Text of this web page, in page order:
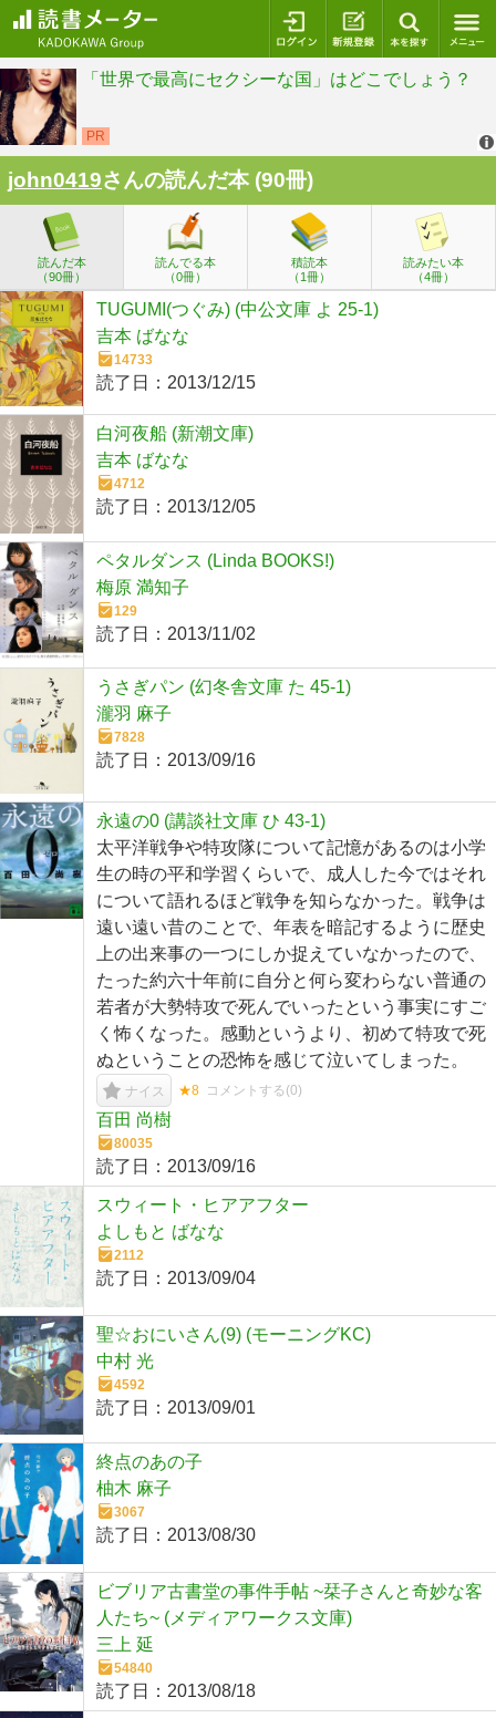
ログイン 新規登録
john0419さんの読んだ本 (90冊)
読んだ本
（90冊）
読んでる本
（0冊）
積読本
（1冊）
読みたい本
（4冊）
TUGUMI(つぐみ) (中公文庫 よ 25-1)
吉本 ばなな
14733
読了日： 2013/12/15
白河夜船 (新潮文庫)
吉本 ばなな
4712
読了日： 2013/12/05
ペタルダンス (Linda BOOKS!)
梅原 満知子
129
読了日： 2013/11/02
うさぎパン (幻冬舎文庫 た 45-1)
瀧羽 麻子
7828
読了日： 2013/09/16
永遠の0 (講談社文庫 ひ 43-1)
太平洋戦争や特攻隊について記憶があるのは小学
生の時の平和学習くらいで、成人した今ではそれ
について語れるほど戦争を知らなかった。戦争は
遠い遠い昔のことで、年表を暗記するように歴史
上の出来事の一つにしか捉えていなかったので、
たった約六十年前に自分と何ら変わらない普通の
若者が大勢特攻で死んでいったという事実にすご
く怖くなった。感動というより、初めて特攻で死
ぬということの恐怖を感じて泣いてしまった。
ナイス ★8 コメントする(0)
百田 尚樹
80035
読了日： 2013/09/16
スウィート・ヒアアフター
よしもと ばなな
2112
読了日： 2013/09/04
聖☆おにいさん(9) (モーニングKC)
中村 光
4592
読了日： 2013/09/01
終点のあの子
柚木 麻子
3067
読了日： 2013/08/30
ビブリア古書堂の事件手帖 ~栞子さんと奇妙な客
人たち~ (メディアワークス文庫)
三上 延
54840
読了日： 2013/08/18